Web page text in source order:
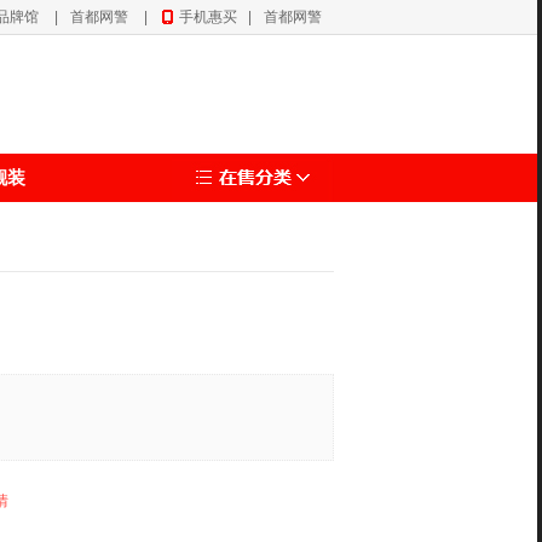
牌馆 首都网警 手机惠买 首都网警
装